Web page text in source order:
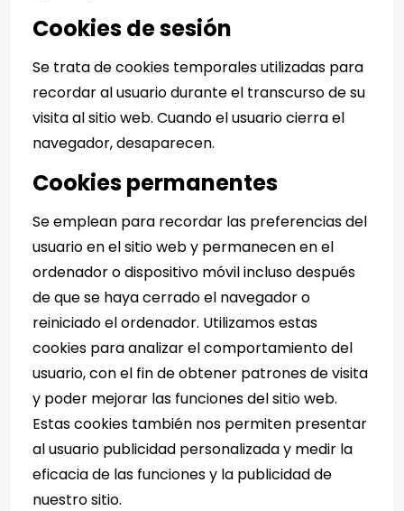
Cookies de sesión
Se trata de cookies temporales utilizadas para
recordar al usuario durante el transcurso de su
visita al sitio web. Cuando el usuario cierra el
navegador, desaparecen.
Cookies permanentes
Se emplean para recordar las preferencias del
usuario en el sitio web y permanecen en el
ordenador o dispositivo móvil incluso después
de que se haya cerrado el navegador o
reiniciado el ordenador. Utilizamos estas
cookies para analizar el comportamiento del
usuario, con el fin de obtener patrones de visita
y poder mejorar las funciones del sitio web.
Estas cookies también nos permiten presentar
al usuario publicidad personalizada y medir la
eficacia de las funciones y la publicidad de
nuestro sitio.